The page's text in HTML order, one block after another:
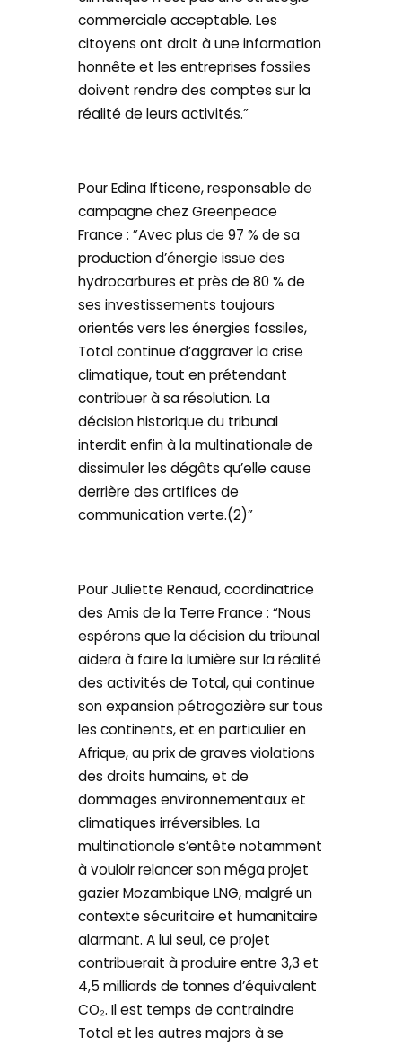
commerciale acceptable. Les
citoyens ont droit à une information
honnête et les entreprises fossiles
doivent rendre des comptes sur la
réalité de leurs activités.”
Pour Edina Ifticene, responsable de
campagne chez Greenpeace
France : ”Avec plus de 97 % de sa
production d’énergie issue des
hydrocarbures et près de 80 % de
ses investissements toujours
orientés vers les énergies fossiles,
Total continue d’aggraver la crise
climatique, tout en prétendant
contribuer à sa résolution. La
décision historique du tribunal
interdit enfin à la multinationale de
dissimuler les dégâts qu’elle cause
derrière des artifices de
communication verte.(2)”
Pour Juliette Renaud, coordinatrice
des Amis de la Terre France : “Nous
espérons que la décision du tribunal
aidera à faire la lumière sur la réalité
des activités de Total, qui continue
son expansion pétrogazière sur tous
les continents, et en particulier en
Afrique, au prix de graves violations
des droits humains, et de
dommages environnementaux et
climatiques irréversibles. La
multinationale s’entête notamment
à vouloir relancer son méga projet
gazier Mozambique LNG, malgré un
contexte sécuritaire et humanitaire
alarmant. A lui seul, ce projet
contribuerait à produire entre 3,3 et
4,5 milliards de tonnes d’équivalent
CO₂. Il est temps de contraindre
Total et les autres majors à se